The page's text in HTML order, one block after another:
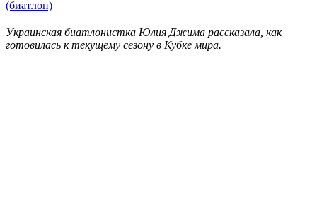
(биатлон)
Украинская биатлонистка Юлия Джима рассказала, как
готовилась к текущему сезону в Кубке мира.